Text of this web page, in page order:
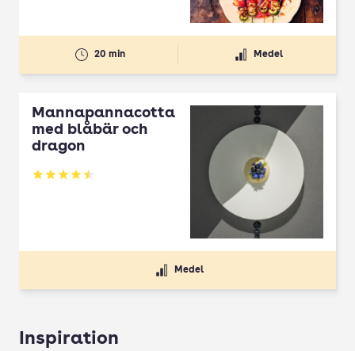
20 min Medel
Mannapannacotta
med blåbär och
dragon
Betyg: 4.5 av 5
Medel
Inspiration